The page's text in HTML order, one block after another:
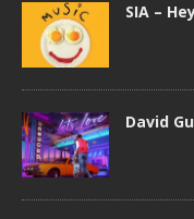
SIA –
David